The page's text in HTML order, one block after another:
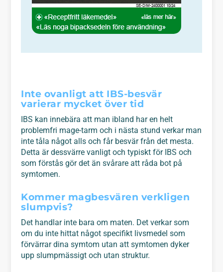
Inte ovanligt att IBS-besvär
varierar mycket över tid
IBS kan innebära att man ibland har en helt
problemfri mage-tarm och i nästa stund verkar man
inte tåla något alls och får besvär från det mesta.
Detta är dessvärre vanligt och typiskt för IBS och
som förstås gör det än svårare att råda bot på
symtomen.
Kommer magbesvären verkligen
slumpvis?
Det handlar inte bara om maten. Det verkar som
om du inte hittat något specifikt livsmedel som
förvärrar dina symtom utan att symtomen dyker
upp slumpmässigt och utan struktur.